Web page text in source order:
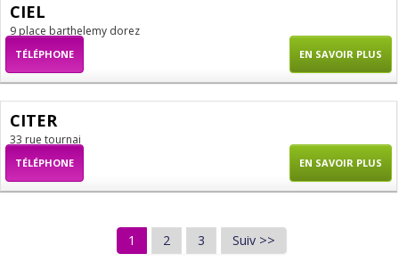
CIEL
9 place barthelemy dorez
TÉLÉPHONE EN SAVOIR PLUS
CITER
33 rue tournai
TÉLÉPHONE EN SAVOIR PLUS
1 2 3 Suiv >>